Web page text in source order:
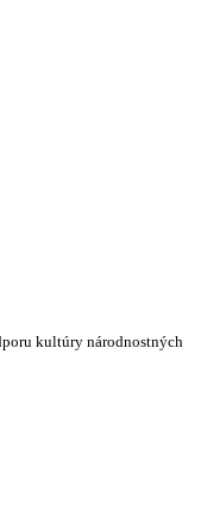
kultúry národnostných